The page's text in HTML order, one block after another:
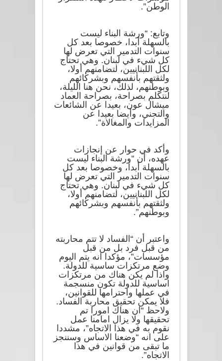
الوطن”.
وتابع: “ورشة البناء ليست
بالسهلة أبدا، خصوصا بعد كل
سنوات التدمير التي تعرض لها
كل شيء في لبنان. وهي تحتاج
لكل اللبنانيين، لتضامنهم أولا،
ولثقتهم بأنفسهم وبشركائهم
وبوطنهم، لذلك، نحن هنا الليلة،
لنتكلم بصراحة، بصراحة العماد
ميشال عون، بعيدا عن الشائعات
والتجني، وأيضا بعيدا عن
المزايدات والمغالاة”.
وأكد في حوار عن إنجازات
عهده، أن “ورشة البناء ليست
بالسهلة أبدا، وخصوصا بعد كل
سنوات التدمير التي تعرض لها
كل شيء في لبنان. وهي تحتاج
لكل اللبنانيين، لتضامنهم أولا،
ولثقتهم بأنفسهم وبشركائهم
وبوطنهم”.
واعتبر أن “الفساد لا تتم محاربته
من قبل فرد بل من قبل
مؤسسات”، مؤكدا انه يتم اليوم
وضع مرتكزات ساسية للدولة.
واذا لم يكن هناك من مرتكزات
اساسية للدولة تكون منسجمة
في عملها واحترامها للقوانين،
فلا يمكن تحقيق محاربة الفساد.
ولاحظ “ان هناك امورا تم
تحقيقها ولا يزال امامنا عمل
نقوم به في هذا الاتجاه”، مشددا
على انه “وضعنا الاساس وسننجز
ما تبقى من قوانين في هذا
الاتجاه”.